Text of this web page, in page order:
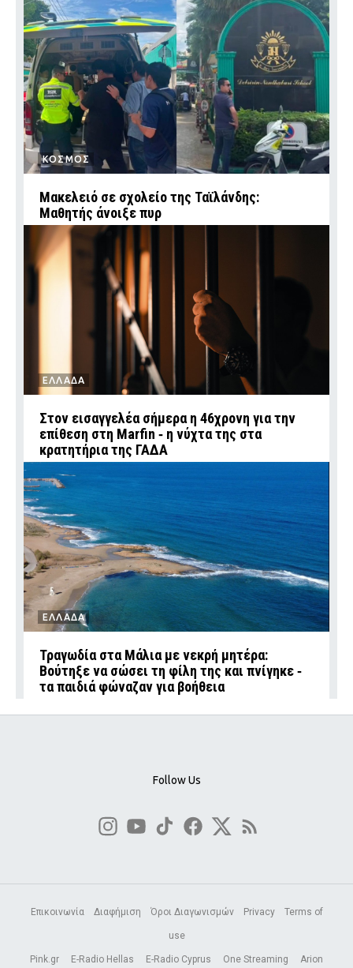
ΚΟΣΜΟΣ
Μακελειό σε σχολείο της Ταϊλάνδης:
Μαθητής άνοιξε πυρ
ΕΛΛΑΔΑ
Στον εισαγγελέα σήμερα η 46χρονη για την
επίθεση στη Marfin ‑ η νύχτα της στα
κρατητήρια της ΓΑΔΑ
ΕΛΛΑΔΑ
Τραγωδία στα Μάλια με νεκρή μητέρα:
Βούτηξε να σώσει τη φίλη της και πνίγηκε ‑
τα παιδιά φώναζαν για βοήθεια
Follow Us
Επικοινωνία Διαφήμιση Όροι Διαγωνισμών Privacy Terms of
use
Pink.gr E-Radio Hellas E-Radio Cyprus One Streaming Arion